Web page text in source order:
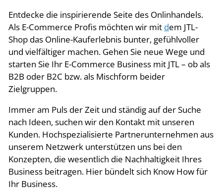
Entdecke die inspirierende Seite des Onlinhandels.
Als E-Commerce Profis möchten wir mit dem JTL-
Shop das Online-Kauferlebnis bunter, gefühlvoller
und vielfältiger machen. Gehen Sie neue Wege und
starten Sie Ihr E-Commerce Business mit JTL – ob als
B2B oder B2C bzw. als Mischform beider
Zielgruppen.
Immer am Puls der Zeit und ständig auf der Suche
nach Ideen, suchen wir den Kontakt mit unseren
Kunden. Hochspezialisierte Partnerunternehmen aus
unserem Netzwerk unterstützen uns bei den
Konzepten, die wesentlich die Nachhaltigkeit Ihres
Business beitragen. Hier bündelt sich Know How für
Ihr Business.